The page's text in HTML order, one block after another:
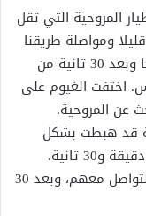
المروحية التي تقل
ومواصلة طريقنا
فوق السحاب. زادت المروحيات من ارتفاعها وبعد 30 ثانية من
اختفت الغيوم على
عن المروحية.
قد هبطت بشكل
اضطراري لأن اتصال اللاسلكي انقطع منذ دقيقة و30 ثانية.
حلقت مروحيتنا عدة مرات ولم نتمكن من التواصل معهم، وبعد 30